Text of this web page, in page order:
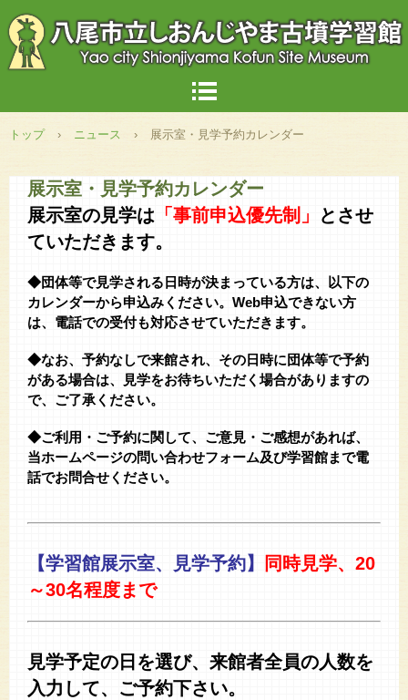
トップ › ニュース › 展示室・見学予約カレンダー
展示室・見学予約カレンダー
展示室の見学は 「事前申込優先制」
とさせ
ていただきます。
◆団体等で見学される日時が決まっている方は、以下の
カレンダーから申込みください。Web申込できない方
は、電話での受付も対応させていただきます。
◆なお、予約なしで来館され、その日時に団体等で予約
がある場合は、見学をお待ちいただく場合がありますの
で、ご了承ください。
◆ご利用・ご予約に関して、ご意見・ご感想があれば、
当ホームページの問い合わせフォーム及び学習館まで電
話でお問合せください。
【学習館展示室、見学予約】
同時見学、20
～30名程度まで
見学予定の日を選び、来館者全員の人数を
入力して、ご予約下さい。